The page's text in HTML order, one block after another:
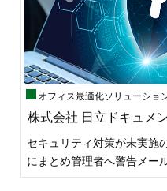
オフィス最適化ソリューショ
株式会社 日立ドキュメ
セキュリティ対策が未実施
にまとめ管理者へ警告メー